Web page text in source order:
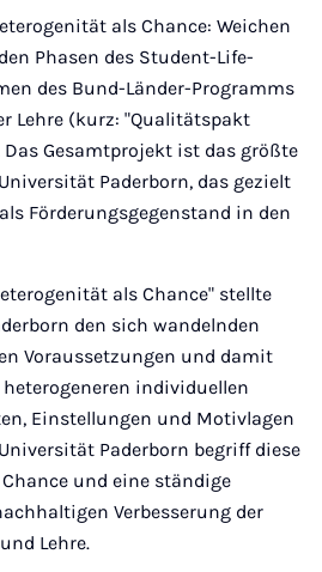
als Chance: Weichen
Phasen des Student-Life-
des Bund-Länder-Programms
Lehre (kurz: "Qualitätspakt
Das Gesamtprojekt ist das größte
Paderborn, das gezielt
Förderungsgegenstand in den
als Chance" stellte
den sich wandelnden
Voraussetzungen und damit
individuellen
Einstellungen und Motivlagen
Paderborn begriff diese
und eine ständige
Verbesserung der
Lehre.